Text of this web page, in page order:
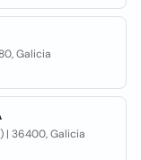
Galicia
| 36400, Galicia